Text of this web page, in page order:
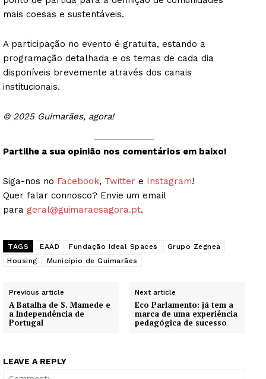
mais coesas e sustentáveis.
A participação no evento é gratuita, estando a
programação detalhada e os temas de cada dia
disponíveis brevemente através dos canais
institucionais.
© 2025 Guimarães, agora!
Partilhe a sua opinião nos comentários em baixo!
Siga-nos no Facebook, Twitter e Instagram!
Quer falar connosco? Envie um email
para geral@guimaraesagora.pt.
TAGS EAAD Fundação Ideal Spaces
Grupo Zegnea
Housing
Município de Guimarães
Previous article
A Batalha de S. Mamede e
a Independência de
Portugal
Next article
Eco Parlamento: já tem a
marca de uma experiência
pedagógica de sucesso
LEAVE A REPLY